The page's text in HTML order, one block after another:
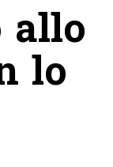
allo
lo